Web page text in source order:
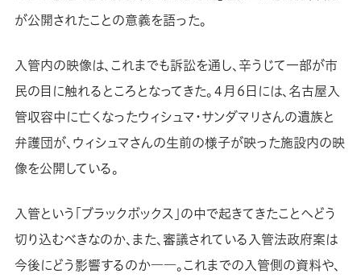
が公開されたことの意義を語った。
入管内の映像は、これまでも訴訟を通し、辛うじて一部が市
民の目に触れるところとなってきた。４月６日には、名古屋入
管収容中に亡くなったウィシュマ・サンダマリさんの遺族と
弁護団が、ウィシュマさんの生前の様子が映った施設内の映
像を公開している。
入管という「ブラックボックス」の中で起きてきたことへどう
切り込むべきなのか、また、審議されている入管法政府案は
今後にどう影響するのか――。これまでの入管側の資料や、